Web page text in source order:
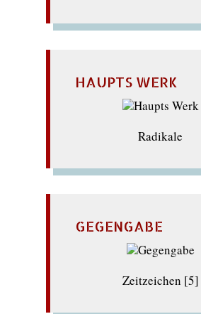
HAUPTS WERK
Radikale
GEGENGABE
Zeitzeichen [5]